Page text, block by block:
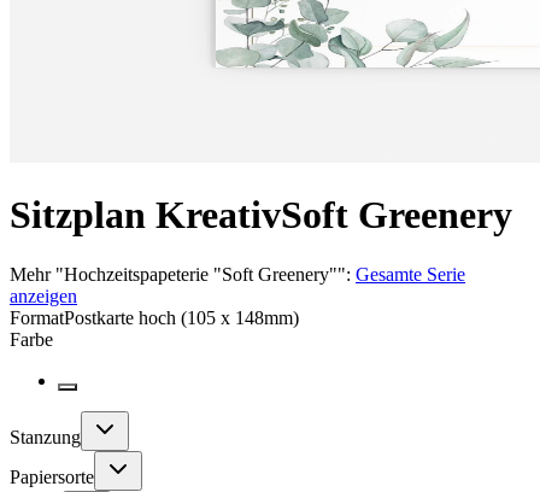
Sitzplan KreativSoft Greenery
Mehr"Hochzeitspapeterie "Soft Greenery"": Gesamte Serie
anzeigen
FormatPostkarte hoch (105 x 148mm)
Farbe
Stanzung
Papiersorte